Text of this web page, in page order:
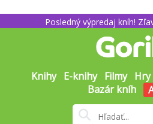
Posledný výpredaj kníh!
Knihy E-knihy Filmy Hry
Bazár kníh